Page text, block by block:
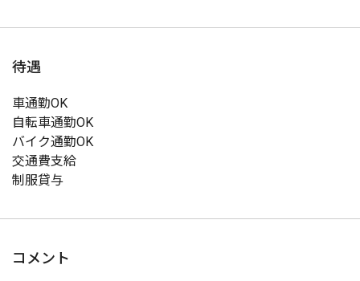
待遇
車通勤OK
自転車通勤OK
バイク通勤OK
交通費支給
制服貸与
コメント